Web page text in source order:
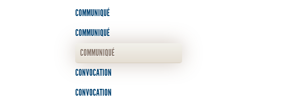
COMMUNIQUÉ
COMMUNIQUÉ
COMMUNIQUÉ
CONVOCATION
CONVOCATION